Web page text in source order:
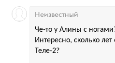
Че-то у Алины с
Интересно, сколько
Теле-2?
Неизвестный